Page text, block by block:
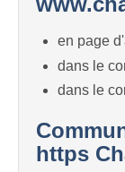
en page
dans le
dans le
https